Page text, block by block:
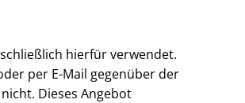
hierfür verwendet.
per E-Mail gegenüber der
Dieses Angebot